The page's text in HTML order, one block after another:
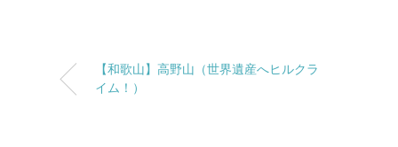
【和歌山】高野山（世界遺産へヒルクラ
イム！）